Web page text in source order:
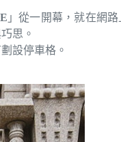
」從一開幕，就在網
思。
設停車格。